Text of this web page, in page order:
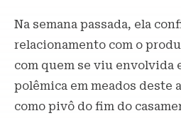
Na semana passada, ela
relacionamento com o
com quem se viu envolvida
polêmica em meados deste
como pivô do fim do